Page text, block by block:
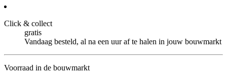
Click & collect
gratis
Vandaag besteld, al na een uur af te halen in jouw bouwmarkt
Voorraad in de bouwmarkt